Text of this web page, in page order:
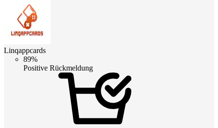
Linqappcards
89%
Positive Rückmeldung